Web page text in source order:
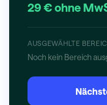
29 € ohne
AUSGEWÄHLTE
Noch kein Bereich